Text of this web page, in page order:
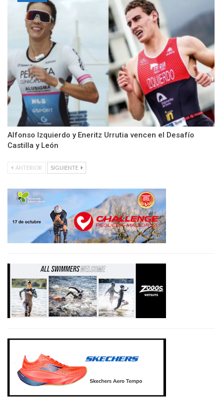
Alfonso Izquierdo y Eneritz Urrutia vencen el Desafío
Castilla y León
ANTERIOR SIGUIENTE